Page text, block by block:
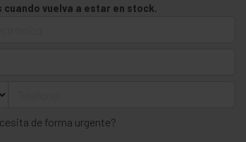
cuando vuelva a estar en stock.
de forma urgente?